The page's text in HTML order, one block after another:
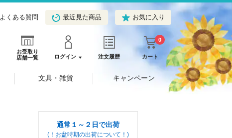
よくある質問 最近見た商品 お気に入り
お受取り
店舗一覧
ログイン 注文履歴 カート
0
文具・雑貨 キャンペーン
通常１～２日で出荷
(！お盆時期の出荷について！)